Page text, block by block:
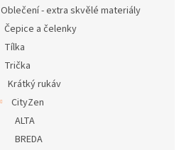
Oblečení - extra skvělé materiály
Čepice a čelenky
Tílka
Trička
Krátký rukáv
CityZen
ALTA
BREDA